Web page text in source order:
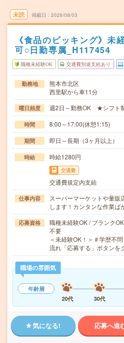
未読 掲載日 2026/08/03
《食品のピッキング》未
可○日勤専属_H117454
職種未経験OK 交通費別途支給あり
勤務地
熊本市北区
西里駅から車11分
曜日頻度 週2日～勤務OK ★シフト
時間 8:00～17:00(休憩1:15)
期間 即日～長期（3ヶ月以上）
時給 時給1280円
交通費
交通費規定内支給
仕事内容
スーパーマーケットや量
します！カンタンな作業
応募資格
職種未経験OK / ブランク
不要
＜未経験OK！＞＃学歴不
流れ「応募する」ボタン
職場の雰囲気
年齢層
20代
30代
気になる! 応募へ進